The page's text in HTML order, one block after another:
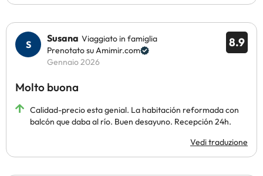
8.9
Susana Viaggiato in famiglia
Prenotato su Amimir.com
Gennaio 2026
Molto buona
Calidad-precio esta genial. La habitación reformada con
balcón que daba al río. Buen desayuno. Recepción 24h.
Vedi traduzione